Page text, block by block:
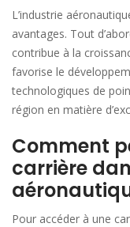
L’industrie
avantages. Tout
contribue à la
favorise le
technologiques de
région en matière
Comment
carrière
Pour accéder à une